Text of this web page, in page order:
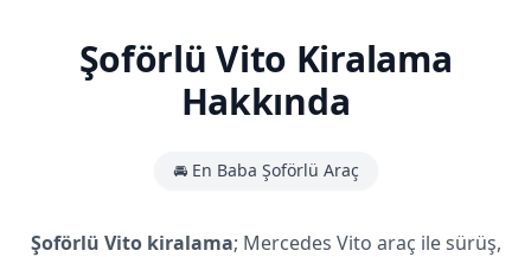
Şoförlü Vito Kiralama
Hakkında
🚘 En Baba Şoförlü Araç
Şoförlü Vito kiralama; Mercedes Vito araç ile sürüş,